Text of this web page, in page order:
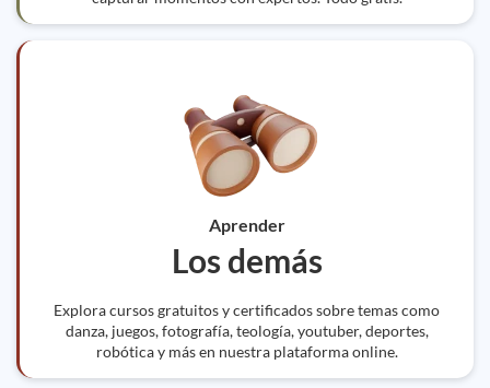
Aprender
Los demás
Explora cursos gratuitos y certificados sobre temas como
danza, juegos, fotografía, teología, youtuber, deportes,
robótica y más en nuestra plataforma online.